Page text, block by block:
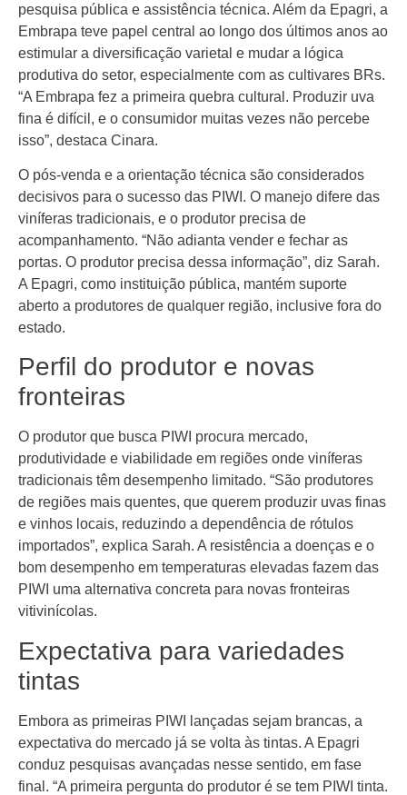
pesquisa pública e assistência técnica. Além da Epagri, a
Embrapa teve papel central ao longo dos últimos anos ao
estimular a diversificação varietal e mudar a lógica
produtiva do setor, especialmente com as cultivares BRs.
“A Embrapa fez a primeira quebra cultural. Produzir uva
fina é difícil, e o consumidor muitas vezes não percebe
isso”, destaca Cinara.
O pós-venda e a orientação técnica são considerados
decisivos para o sucesso das PIWI. O manejo difere das
viníferas tradicionais, e o produtor precisa de
acompanhamento. “Não adianta vender e fechar as
portas. O produtor precisa dessa informação”, diz Sarah.
A Epagri, como instituição pública, mantém suporte
aberto a produtores de qualquer região, inclusive fora do
estado.
Perfil do produtor e novas
fronteiras
O produtor que busca PIWI procura mercado,
produtividade e viabilidade em regiões onde viníferas
tradicionais têm desempenho limitado. “São produtores
de regiões mais quentes, que querem produzir uvas finas
e vinhos locais, reduzindo a dependência de rótulos
importados”, explica Sarah. A resistência a doenças e o
bom desempenho em temperaturas elevadas fazem das
PIWI uma alternativa concreta para novas fronteiras
vitivinícolas.
Expectativa para variedades
tintas
Embora as primeiras PIWI lançadas sejam brancas, a
expectativa do mercado já se volta às tintas. A Epagri
conduz pesquisas avançadas nesse sentido, em fase
final. “A primeira pergunta do produtor é se tem PIWI tinta.